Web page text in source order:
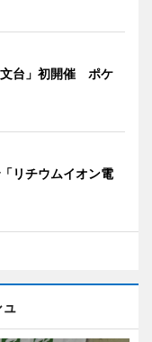
文台」初開催 ポケ
リチウムイオン電